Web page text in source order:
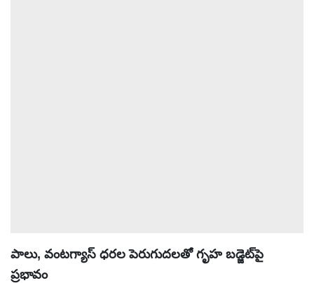
పాలు, వంటగ్యాస్ ధరల పెరుగుదలతో గృహ బడ్జెట్‌పై
ప్రభావం